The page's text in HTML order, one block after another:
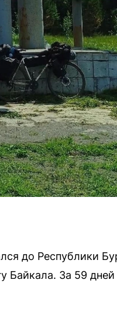
до Республики
Байкала. За 59